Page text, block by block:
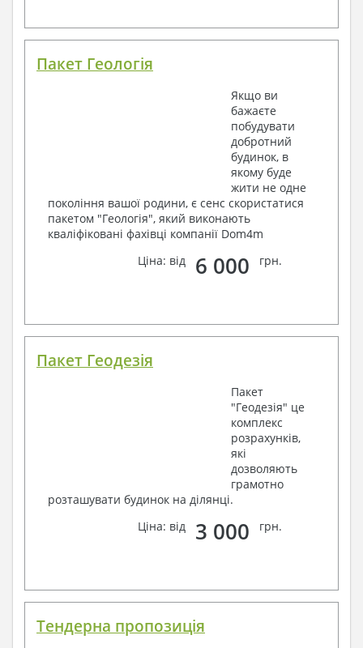
Пакет Геологія
Якщо ви
бажаєте
побудувати
добротний
будинок, в
якому буде
жити не одне
покоління вашої родини, є сенс скористатися
пакетом "Геологія", який виконають
кваліфіковані фахівці компанії Dom4m
Ціна: від
6 000 грн.
Пакет Геодезія
Пакет
"Геодезія" це
комплекс
розрахунків,
які
дозволяють
грамотно
розташувати будинок на ділянці.
Ціна: від
3 000 грн.
Тендерна пропозиція